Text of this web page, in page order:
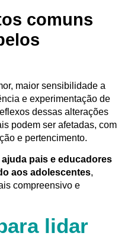
comuns
maior sensibilidade a
e experimentação de
dessas alterações
podem ser afetadas, com
e pertencimento.
pais e educadores
aos adolescentes,
compreensivo e
lidar